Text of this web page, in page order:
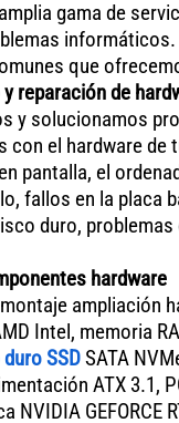
gama de
que
reparación de
y solucionamos
con el hardware de
pantalla, el
fallos en la placa
duro, problemas
hardware
ampliación
Intel, memoria
SSDSATA
ATX 3.1,
NVIDIA GEFORCE